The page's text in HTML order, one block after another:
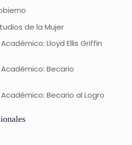
de la Mujer
Lloyd Ellis Griffin
Becario
Becario al Logro